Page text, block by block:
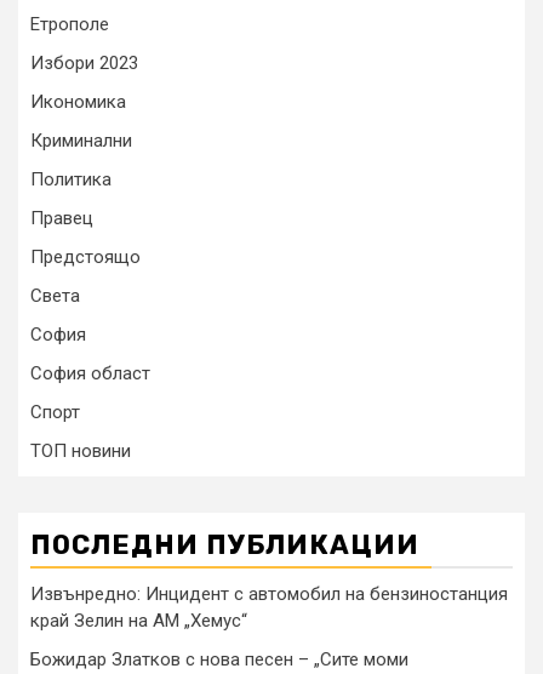
Етрополе
Избори 2023
Икономика
Криминални
Политика
Правец
Предстоящо
Света
София
София област
Спорт
ТОП новини
ПОСЛЕДНИ ПУБЛИКАЦИИ
Извънредно: Инцидент с автомобил на бензиностанция
край Зелин на АМ „Хемус“
Божидар Златков с нова песен – „Сите моми